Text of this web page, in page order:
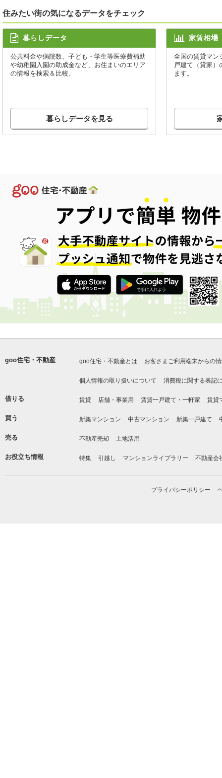
住みたい街の気になるデータをチェック
暮らしデータ
公共料金や病院数、子ども・学生等医療費補助
や幼稚園入園の助成金など、お住まいのエリア
の情報を検索＆比較。
暮らしデータを見る
家賃相場
全国の賃貸マン
戸建て（貸家）
ます。
goo住宅・不動産 goo住宅・不動産とは お客さまご利用端末からの
個人情報の取り扱いについて 消費税に関する表記
借りる 賃貸 店舗・事業用 賃貸一戸建て・一軒家 賃貸
買う 新築マンション 中古マンション 新築一戸建て
売る 不動産売却 土地活用
お役立ち情報 特集 引越し マンションライブラリー 不動産会
プライバシーポリシー